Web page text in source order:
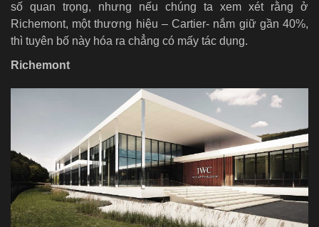
số quan trọng, nhưng nếu chúng ta xem xét rằng ở
Richemont, một thương hiệu – Cartier- nắm giữ gần 40%,
thì tuyên bố này hóa ra chẳng có mấy tác dụng.
Richemont